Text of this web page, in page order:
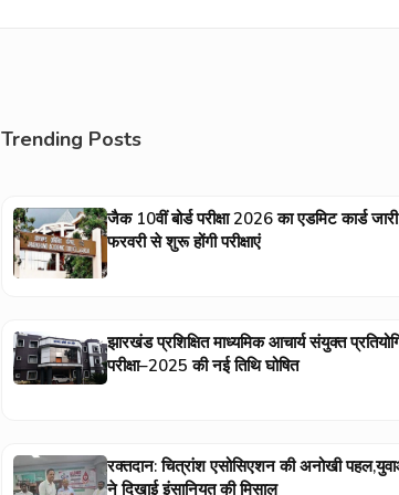
Trending Posts
जैक 10वीं बोर्ड परीक्षा 2026 का एडमिट कार्ड
फरवरी से शुरू होंगी परीक्षाएं
झारखंड प्रशिक्षित माध्यमिक आचार्य संयुक्त
परीक्षा–2025 की नई तिथि घोषित
रक्तदान: चित्रांश एसोसिएशन की अनोखी
ने दिखाई इंसानियत की मिसाल